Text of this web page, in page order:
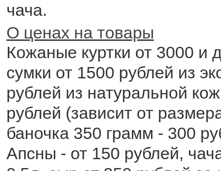
чача.
О ценах на товары
Кожаные куртки от 3000 и
сумки от 1500 рублей из
рублей из натуральной
рублей (зависит от
баночка 350 грамм - 300
Апсны - от 150 рублей,